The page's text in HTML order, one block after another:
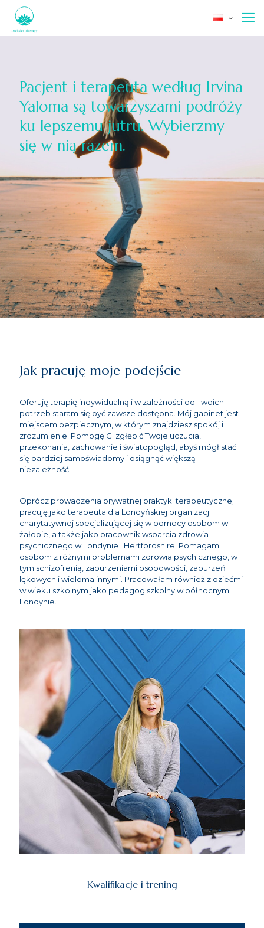
Pacjent i terapeuta według Irvina
Yaloma są towarzyszami podróży
ku lepszemu jutru. Wybierzmy
się w nią razem.
Jak pracuję moje podejście
Oferuję terapię indywidualną i w zależności od Twoich
potrzeb staram się być zawsze dostępna. Mój gabinet jest
miejscem bezpiecznym, w którym znajdziesz spokój i
zrozumienie. Pomogę Ci zgłębić Twoje uczucia,
przekonania, zachowanie i światopogląd, abyś mógł stać
się bardziej samoświadomy i osiągnąć większą
niezależność.
Oprócz prowadzenia prywatnej praktyki terapeutycznej
pracuję jako terapeuta dla Londyńskiej organizacji
charytatywnej specjalizującej się w pomocy osobom w
żałobie, a także jako pracownik wsparcia zdrowia
psychicznego w Londynie i Hertfordshire. Pomagam
osobom z różnymi problemami zdrowia psychicznego, w
tym schizofrenią, zaburzeniami osobowości, zaburzeń
lękowych i wieloma innymi. Pracowałam również z dziećmi
w wieku szkolnym jako pedagog szkolny w północnym
Londynie.
Kwalifikacje i trening